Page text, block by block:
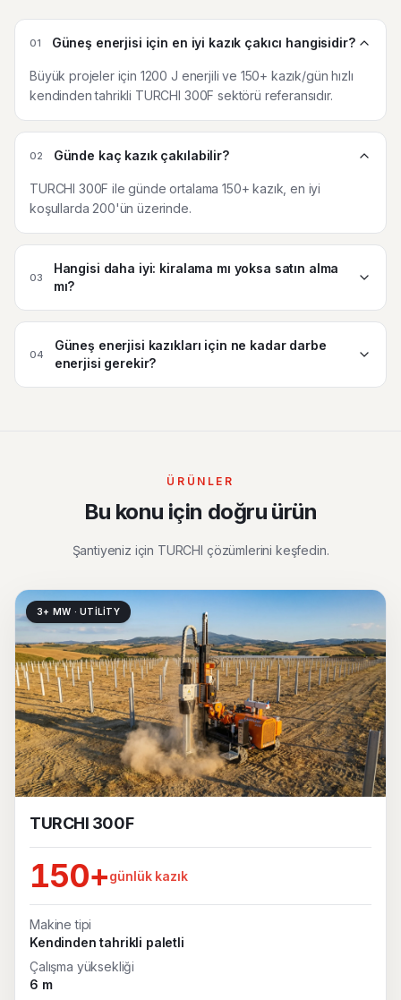
01 Güneş enerjisi için en iyi kazık çakıcı hangisidir?
Büyük projeler için 1200 J enerjili ve 150+ kazık/gün hızlı
kendinden tahrikli TURCHI 300F sektörü referansıdır.
02 Günde kaç kazık çakılabilir?
TURCHI 300F ile günde ortalama 150+ kazık, en iyi
koşullarda 200'ün üzerinde.
03
Hangisi daha iyi: kiralama mı yoksa satın alma
mı?
04
Güneş enerjisi kazıkları için ne kadar darbe
enerjisi gerekir?
ÜRÜNLER
Bu konu için doğru ürün
Şantiyeniz için TURCHI çözümlerini keşfedin.
3+ MW · UTILITY
TURCHI 300F
150+günlük kazık
Makine tipi
Kendinden tahrikli paletli
Çalışma yüksekliği
6 m